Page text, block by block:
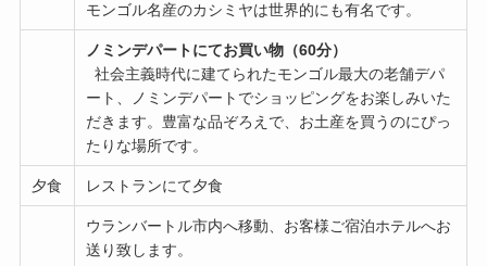
モンゴル名産のカシミヤは世界的にも有名です。
ノミンデパートにてお買い物（60分）
社会主義時代に建てられたモンゴル最大の老舗デパ
ート、ノミンデパートでショッピングをお楽しみいた
だきます。豊富な品ぞろえで、お土産を買うのにぴっ
たりな場所です。
夕食 レストランにて夕食
ウランバートル市内へ移動、お客様ご宿泊ホテルへお
送り致します。